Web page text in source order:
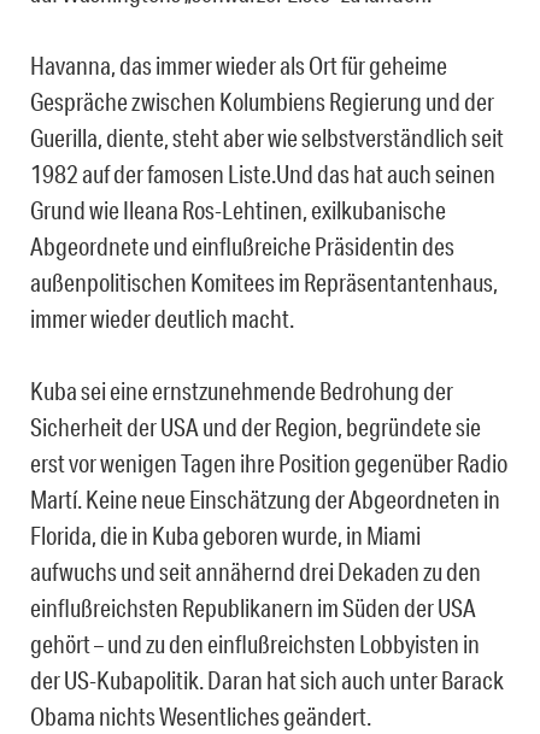
Havanna, das immer wieder als Ort für geheime
Gespräche zwischen Kolumbiens Regierung und der
Guerilla, diente, steht aber wie selbstverständlich seit
1982 auf der famosen Liste.Und das hat auch seinen
Grund wie Ileana Ros-Lehtinen, exilkubanische
Abgeordnete und einflußreiche Präsidentin des
außenpolitischen Komitees im Repräsentantenhaus,
immer wieder deutlich macht.
Kuba sei eine ernstzunehmende Bedrohung der
Sicherheit der USA und der Region, begründete sie
erst vor wenigen Tagen ihre Position gegenüber Radio
Martí. Keine neue Einschätzung der Abgeordneten in
Florida, die in Kuba geboren wurde, in Miami
aufwuchs und seit annähernd drei Dekaden zu den
einflußreichsten Republikanern im Süden der USA
gehört – und zu den einflußreichsten Lobbyisten in
der US-Kubapolitik. Daran hat sich auch unter Barack
Obama nichts Wesentliches geändert.